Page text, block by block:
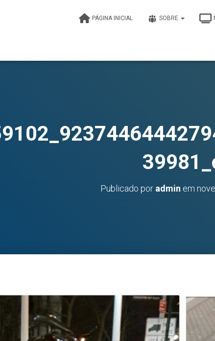
PÁGINA INICIAL SOBRE
Publicado por admin em